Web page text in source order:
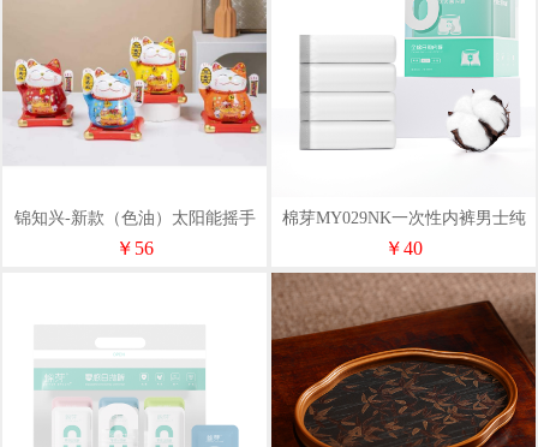
锦知兴-新款（色油）太阳能摇手
招财猫
￥56
棉芽MY029NK一次性内裤男士纯
棉无菌旅行平角短裤免洗
￥40